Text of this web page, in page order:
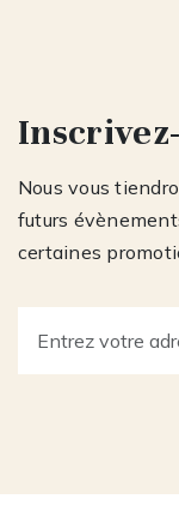
Nous vous
futurs
certaines